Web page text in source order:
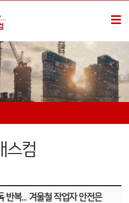
스컴
반복… 겨울철 작업자 안전은